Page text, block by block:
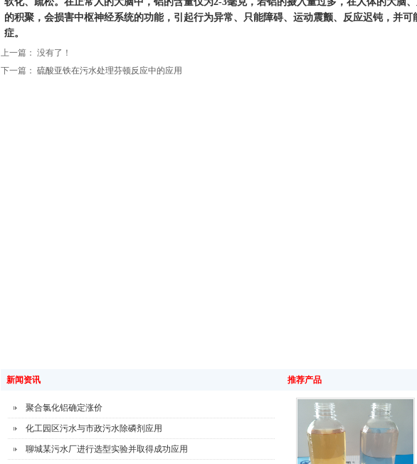
的积聚，会损害中枢神经系统的功能，引起行为异常、只能障碍、运动震颤、反应迟钝，并
症。
上一篇： 没有了！
下一篇： 硫酸亚铁在污水处理芬顿反应中的应用
新闻资讯
聚合氯化铝确定涨价
化工园区污水与市政污水除磷剂应用
聊城某污水厂进行选型实验并取得成功应用
推荐产品